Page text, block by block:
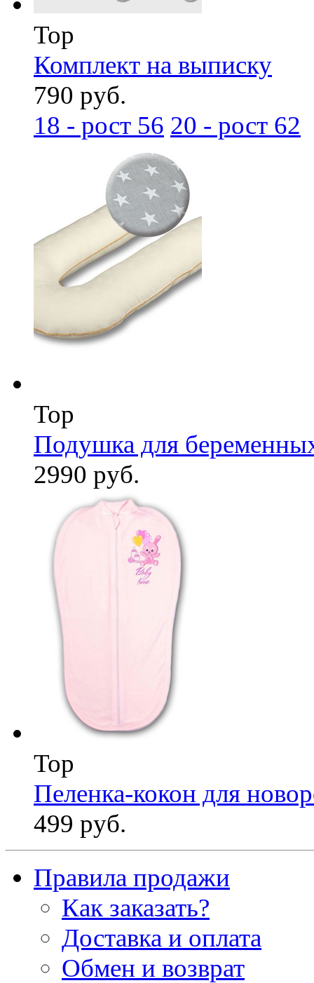
Top
Комплект на выписку
790 руб.
18 - рост 56 20 - рост 62
Top
Подушка для
2990 руб.
Top
Пеленка-кокон для
499 руб.
Правила продажи
Как заказать?
Доставка и оплата
Обмен и возврат